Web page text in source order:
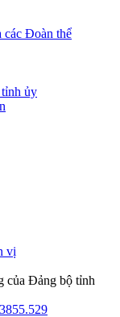
các Đoàn thể
ủy
vị
của Đảng bộ tỉnh